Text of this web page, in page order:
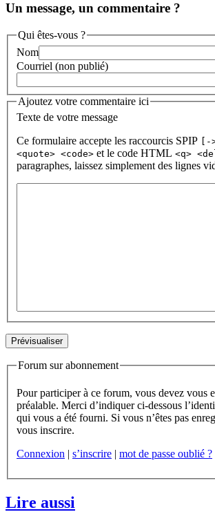
Un message, un commentaire ?
Qui êtes-vous ?
Nom
Courriel (non publié)
Ajoutez votre commentaire ici
Texte de votre message
Ce formulaire accepte les raccourcis SPIP
<quote> <code> et le code HTML <q>
paragraphes, laissez simplement des lignes
Forum sur abonnement
Pour participer à ce forum, vous devez vous enregistrer au
préalable. Merci d’indiquer ci-dessous l’identifiant personnel
qui vous a été fourni. Si vous n’êtes pas enregistré, vous devez
vous inscrire.
Connexion | s’inscrire | mot de passe oublié ?
Lire aussi